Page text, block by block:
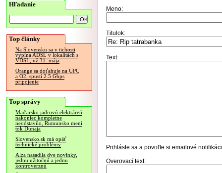
Hľadanie
Top články
Na Slovensku sa v tichosti
vypína ADSL v lokalitách s
VDSL, už 31. mája
Orange sa doťahuje na UPC
a O2, spustí 2.5 Gbps
pripojenie
Top správy
Maďarsko jadrovú elektráreň
nakoniec kompletne
neodstavilo, Rumunsko mení
tok Dunaja
Slovensko.sk má opäť
technické problémy
Alza nasadila dve novinky,
jednu užitočnú a jednu
kontroverznú
Meno:
Titulok:
Text:
Prihláste sa a povoľte si emailové
Overovací text: